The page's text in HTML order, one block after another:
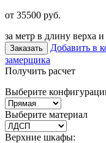
от 35500 руб.
за метр в длину верха
Заказать Добавить в
замерщика
Получить расчет
Выберите
Выберите материал
Верхние шкафы: